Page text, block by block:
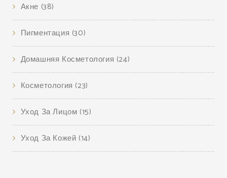
Акне (38)
Пигментация (30)
Домашняя Косметология (24)
Косметология (23)
Уход За Лицом (15)
Уход За Кожей (14)